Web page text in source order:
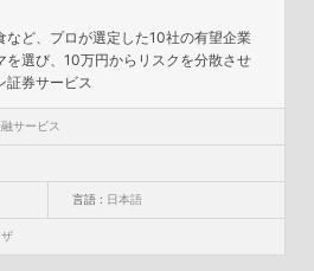
など、プロが選定した10社の有望企業
を選び、10万円からリスクを分散させ
証券サービス
サービス
言語 : 日本語